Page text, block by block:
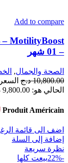
Add to compare
– 01 شهر
الصحة والجمال,
10,800.00 د.ج السعر
الحالي هو: 9,800.00 د.ج.
Produit Américain
اضف الى قائمة
إضافة إلى السلة
نظرة سريعة
-22%
بيعت كلها